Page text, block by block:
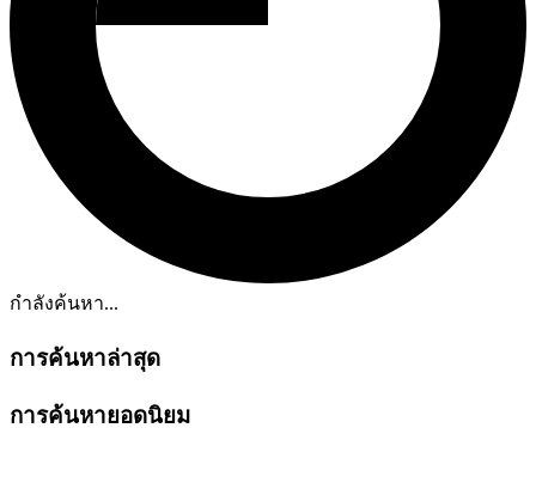
กำลังค้นหา...
การค้นหาล่าสุด
การค้นหายอดนิยม